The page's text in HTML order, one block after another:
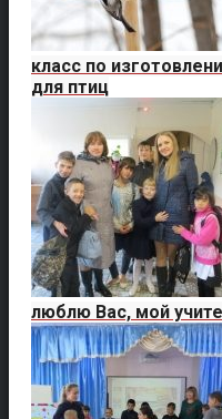
класс по
для птиц
люблю Вас, мой